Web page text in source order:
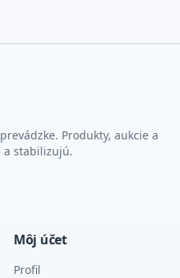
Produkty, aukcie a
a stabilizujú.
Môj účet
Profil